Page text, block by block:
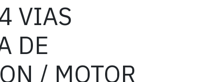
VIAS
DE
/ MOTOR